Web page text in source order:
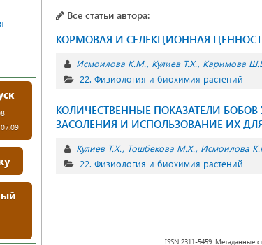
Все статьи автора:
КОРМОВАЯ И СЕЛЕКЦИОННАЯ
Исмоилова К.М. Кулиев Т.Х. Каримова
22. Физиология и биохимия растений
КОЛИЧЕСТВЕННЫЕ ПОКАЗАТЕЛИ
ЗАСОЛЕНИЯ И ИСПОЛЬЗОВАНИЕ ИХ
Кулиев Т.Х. Тошбекова М.Х. Исмоилова
22. Физиология и биохимия растений
ISSN 2311-5459. Метаданные
07.09